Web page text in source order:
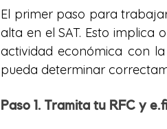
El primer paso para
alta en el SAT. Esto implica
actividad económica con
pueda determinar
Paso 1. Tramita tu RFC y